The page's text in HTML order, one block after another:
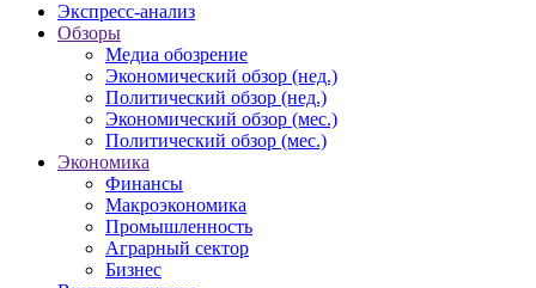
Экспресс-анализ
Обзоры
Медиа обозрение
Экономический обзор (нед.)
Политический обзор (нед.)
Экономический обзор (мес.)
Политический обзор (мес.)
Экономика
Финансы
Макроэкономика
Промышленность
Аграрный сектор
Бизнес